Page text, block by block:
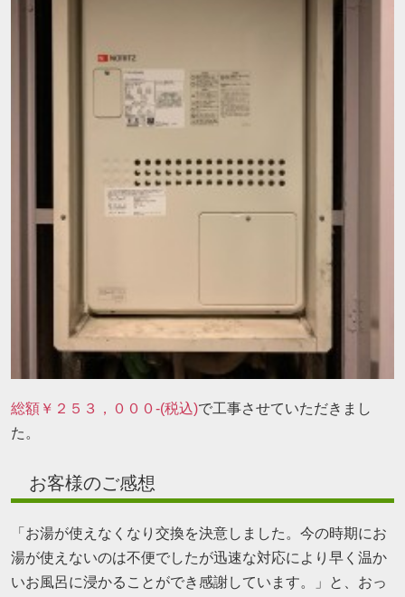
総額￥２５３，０００-(税込)で工事させていただきまし
た。
お客様のご感想
「お湯が使えなくなり交換を決意しました。今の時期にお
湯が使えないのは不便でしたが迅速な対応により早く温か
いお風呂に浸かることができ感謝しています。」と、おっ